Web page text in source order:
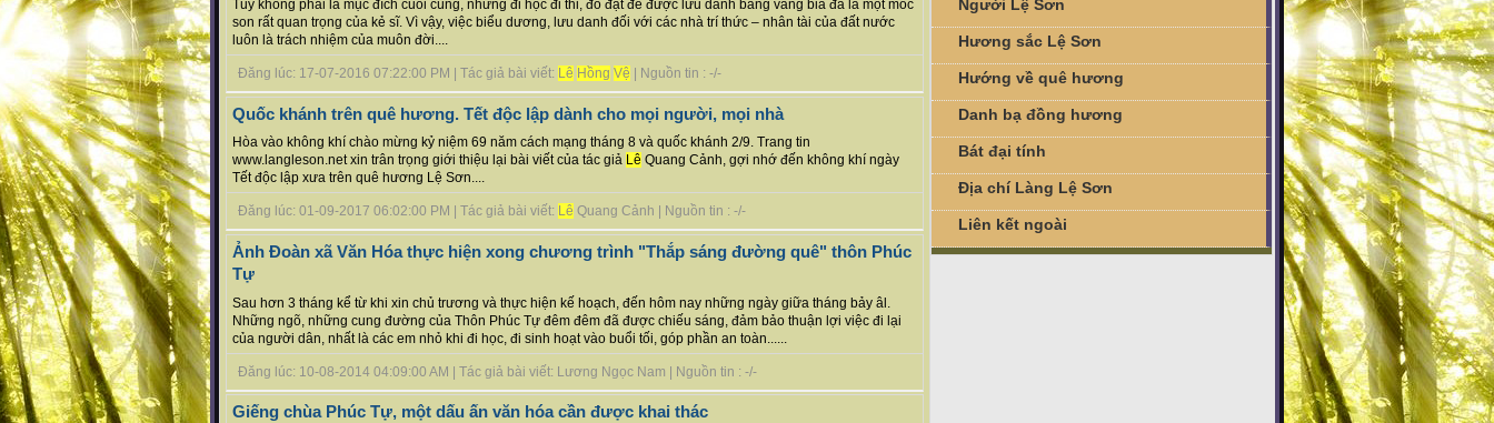
Tuy không phải là mục đích cuối cùng, nhưng đi học đi thi, đỗ đạt để được lưu danh bảng vàng bia đá là một mốc
son rất quan trọng của kẻ sĩ. Vì vậy, việc biểu dương, lưu danh đối với các nhà trí thức – nhân tài của đất nước
luôn là trách nhiệm của muôn đời....
Đăng lúc: 17-07-2016 07:22:00 PM | Tác giả bài viết: Lê Hồng Vệ | Nguồn tin : -/-
Quốc khánh trên quê hương. Tết độc lập dành cho mọi người, mọi nhà
Hòa vào không khí chào mừng kỷ niệm 69 năm cách mạng tháng 8 và quốc khánh 2/9. Trang tin
www.langleson.net xin trân trọng giới thiệu lại bài viết của tác giả Lê Quang Cảnh, gợi nhớ đến không khí ngày
Tết độc lập xưa trên quê hương Lệ Sơn....
Đăng lúc: 01-09-2017 06:02:00 PM | Tác giả bài viết: Lê Quang Cảnh | Nguồn tin : -/-
Ảnh Đoàn xã Văn Hóa thực hiện xong chương trình "Thắp sáng đường quê" thôn Phúc
Tự
Sau hơn 3 tháng kể từ khi xin chủ trương và thực hiện kế hoạch, đến hôm nay những ngày giữa tháng bảy âl.
Những ngõ, những cung đường của Thôn Phúc Tự đêm đêm đã được chiếu sáng, đảm bảo thuận lợi việc đi lại
của người dân, nhất là các em nhỏ khi đi học, đi sinh hoạt vào buổi tối, góp phần an toàn......
Đăng lúc: 10-08-2014 04:09:00 AM | Tác giả bài viết: Lương Ngọc Nam | Nguồn tin : -/-
Giếng chùa Phúc Tự, một dấu ấn văn hóa cần được khai thác
Người Lệ Sơn
Hương sắc Lệ Sơn
Hướng về quê hương
Danh bạ đồng hương
Bát đại tính
Địa chí Làng Lệ Sơn
Liên kết ngoài